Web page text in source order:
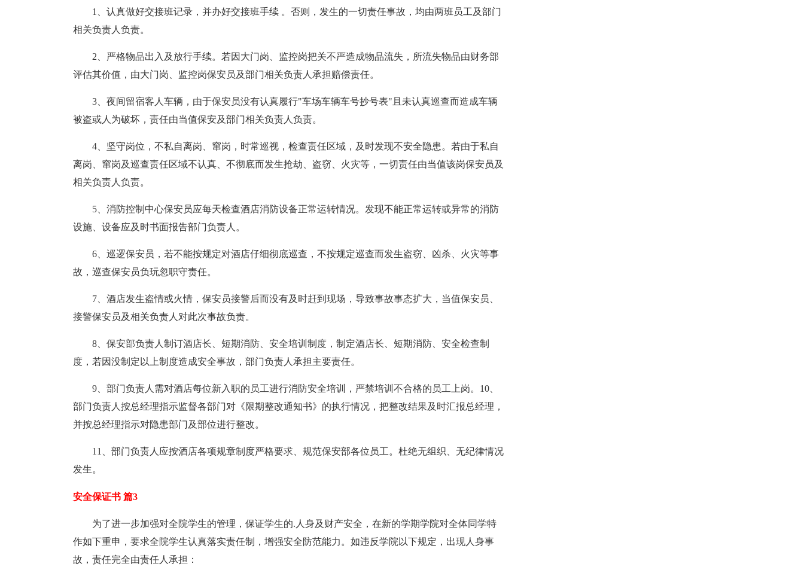
1、认真做好交接班记录，并办好交接班手续 。否则，发生的一切责任事故，均由两班员工及部门
相关负责人负责。
2、严格物品出入及放行手续。若因大门岗、监控岗把关不严造成物品流失，所流失物品由财务部
评估其价值，由大门岗、监控岗保安员及部门相关负责人承担赔偿责任。
3、夜间留宿客人车辆，由于保安员没有认真履行"车场车辆车号抄号表"且未认真巡查而造成车辆
被盗或人为破坏，责任由当值保安及部门相关负责人负责。
4、坚守岗位，不私自离岗、窜岗，时常巡视，检查责任区域，及时发现不安全隐患。若由于私自
离岗、窜岗及巡查责任区域不认真、不彻底而发生抢劫、盗窃、火灾等，一切责任由当值该岗保安员及
相关负责人负责。
5、消防控制中心保安员应每天检查酒店消防设备正常运转情况。发现不能正常运转或异常的消防
设施、设备应及时书面报告部门负责人。
6、巡逻保安员，若不能按规定对酒店仔细彻底巡查，不按规定巡查而发生盗窃、凶杀、火灾等事
故，巡查保安员负玩忽职守责任。
7、酒店发生盗情或火情，保安员接警后而没有及时赶到现场，导致事故事态扩大，当值保安员、
接警保安员及相关负责人对此次事故负责。
8、保安部负责人制订酒店长、短期消防、安全培训制度，制定酒店长、短期消防、安全检查制
度，若因没制定以上制度造成安全事故，部门负责人承担主要责任。
9、部门负责人需对酒店每位新入职的员工进行消防安全培训，严禁培训不合格的员工上岗。10、
部门负责人按总经理指示监督各部门对《限期整改通知书》的执行情况，把整改结果及时汇报总经理，
并按总经理指示对隐患部门及部位进行整改。
11、部门负责人应按酒店各项规章制度严格要求、规范保安部各位员工。杜绝无组织、无纪律情况
发生。
安全保证书 篇3
为了进一步加强对全院学生的管理，保证学生的.人身及财产安全，在新的学期学院对全体同学特
作如下重申，要求全院学生认真落实责任制，增强安全防范能力。如违反学院以下规定，出现人身事
故，责任完全由责任人承担：